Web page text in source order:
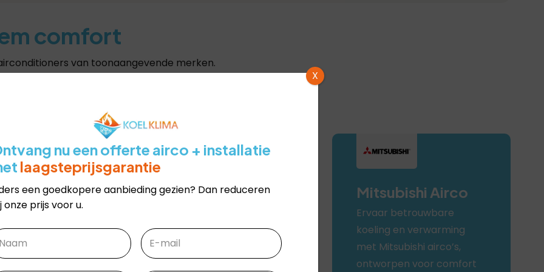
comfort
van toonaangevende merken.
Serie MSZ Diamond Serie
Mitsubishi Airco
Ervaar betrouwbare
koeling en verwarming
met Mitsubishi airco’s,
ontworpen voor comfort
nu een offerte airco + installatie
laagsteprijsgarantie
een goedkopere aanbieding gezien? Dan reduceren
onze prijs voor u.
Email
X